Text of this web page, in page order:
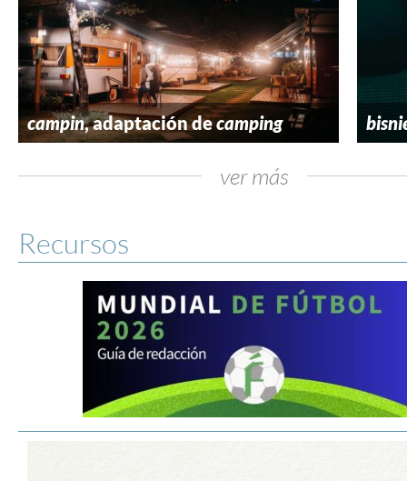
campin, adaptación decamping
ver más
Recursos